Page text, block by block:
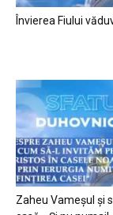
Învierea Fiului
Zaheu Vameșul și